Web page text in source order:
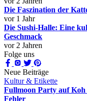
Die Faszination der
vor 1 Jahr
Die Sushi-Halle: Eine
Geschmack
vor 2 Jahren
Folge uns
Neue Beiträge
Kultur & Etikette
Fullmoon Party auf Koh
Fehler